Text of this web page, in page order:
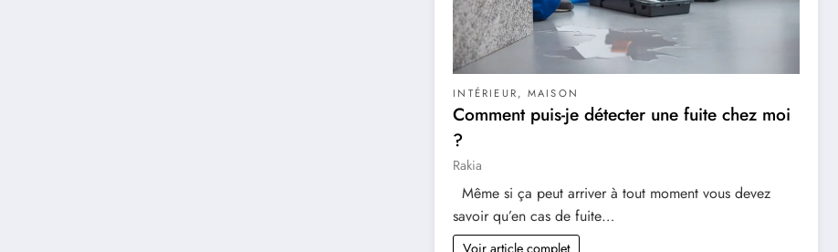
INTÉRIEUR, MAISON
Comment puis-je détecter une fuite chez moi
?
Rakia
Même si ça peut arriver à tout moment vous devez
savoir qu’en cas de fuite…